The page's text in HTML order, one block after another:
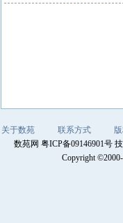
关于数苑 联系方式
数苑网 粤ICP备09146901号
Copyright